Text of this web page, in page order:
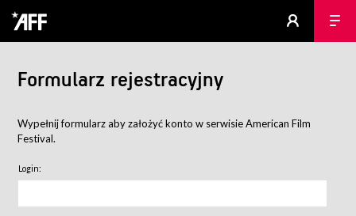
Formularz rejestracyjny
Wypełnij formularz aby założyć konto w serwisie American Film
Festival.
Login: